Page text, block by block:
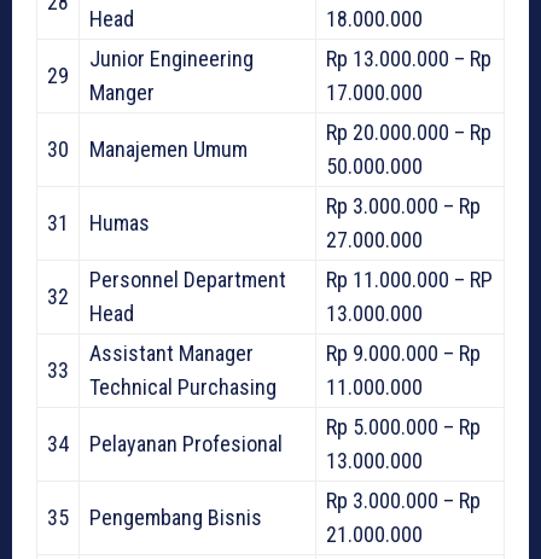
Head
18.000.000
29
Junior Engineering
Manger
Rp 13.000.000 – Rp
17.000.000
30 Manajemen Umum
Rp 20.000.000 – Rp
50.000.000
31 Humas
Rp 3.000.000 – Rp
27.000.000
32
Personnel Department
Head
Rp 11.000.000 – RP
13.000.000
33
Assistant Manager
Technical Purchasing
Rp 9.000.000 – Rp
11.000.000
34 Pelayanan Profesional
Rp 5.000.000 – Rp
13.000.000
35 Pengembang Bisnis
Rp 3.000.000 – Rp
21.000.000